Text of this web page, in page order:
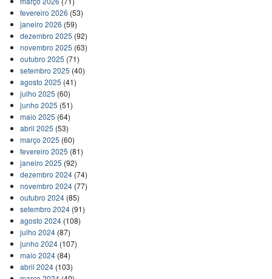
fevereiro 2026 (53)
janeiro 2026 (59)
dezembro 2025 (92)
novembro 2025 (63)
outubro 2025 (71)
setembro 2025 (40)
agosto 2025 (41)
julho 2025 (60)
junho 2025 (51)
maio 2025 (64)
abril 2025 (53)
março 2025 (60)
fevereiro 2025 (81)
janeiro 2025 (92)
dezembro 2024(74)
novembro 2024(77)
outubro 2024(85)
setembro 2024(91)
agosto 2024(108)
julho 2024(87)
junho 2024(107)
maio 2024(84)
abril 2024(103)